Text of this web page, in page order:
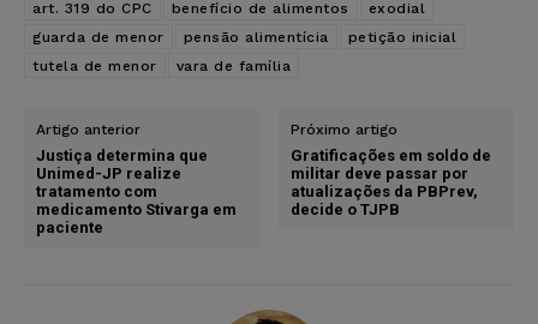
art. 319 do CPC
benefício de alimentos
exodial
guarda de menor
pensão alimentícia
petição inicial
tutela de menor
vara de família
Artigo anterior
Justiça determina que
Unimed-JP realize
tratamento com
medicamento Stivarga em
paciente
Próximo artigo
Gratificações em soldo de
militar deve passar por
atualizações da PBPrev,
decide o TJPB